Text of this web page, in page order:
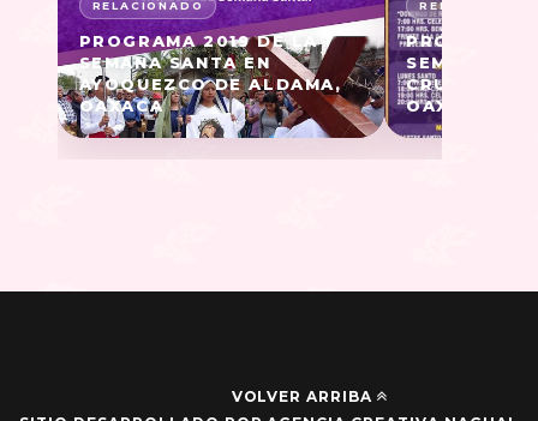
PROGRAMA 2019 DE LA
SEMANA SANTA EN
AYOQUEZCO DE ALDAMA,
OAXACA
PROGRAMA
SEMANA
CRUZ
OAXACA
VOLVER ARRIBA